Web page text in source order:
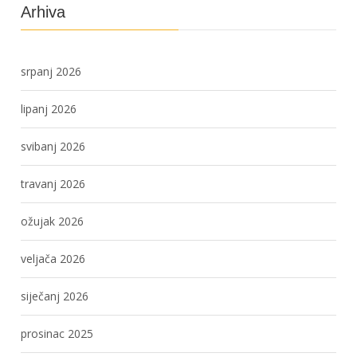
Arhiva
srpanj 2026
lipanj 2026
svibanj 2026
travanj 2026
ožujak 2026
veljača 2026
siječanj 2026
prosinac 2025